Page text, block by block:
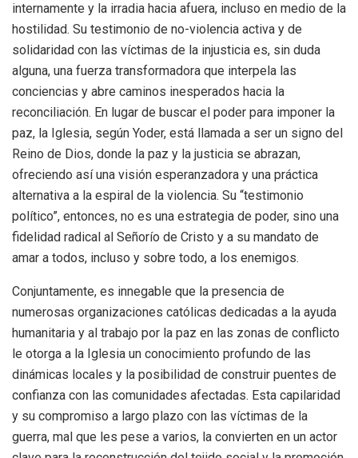
internamente y la irradia hacia afuera, incluso en medio de la
hostilidad. Su testimonio de no-violencia activa y de
solidaridad con las víctimas de la injusticia es, sin duda
alguna, una fuerza transformadora que interpela las
conciencias y abre caminos inesperados hacia la
reconciliación. En lugar de buscar el poder para imponer la
paz, la Iglesia, según Yoder, está llamada a ser un signo del
Reino de Dios, donde la paz y la justicia se abrazan,
ofreciendo así una visión esperanzadora y una práctica
alternativa a la espiral de la violencia. Su “testimonio
político”, entonces, no es una estrategia de poder, sino una
fidelidad radical al Señorío de Cristo y a su mandato de
amar a todos, incluso y sobre todo, a los enemigos.
Conjuntamente, es innegable que la presencia de
numerosas organizaciones católicas dedicadas a la ayuda
humanitaria y al trabajo por la paz en las zonas de conflicto
le otorga a la Iglesia un conocimiento profundo de las
dinámicas locales y la posibilidad de construir puentes de
confianza con las comunidades afectadas. Esta capilaridad
y su compromiso a largo plazo con las víctimas de la
guerra, mal que les pese a varios, la convierten en un actor